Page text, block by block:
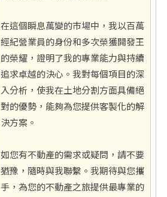
在這個瞬息萬變的市場中，我以百萬
經紀營業員的身份和多次榮獲開發王
的榮耀，證明了我的專業能力與持續
追求卓越的決心。我對每個項目的深
入分析，使我在土地分割方面具備絕
對的優勢，能夠為您提供客製化的解
決方案。
如您有不動產的需求或疑問，請不要
猶豫，隨時與我聯繫。我期待與您攜
手，為您的不動產之旅提供最專業的